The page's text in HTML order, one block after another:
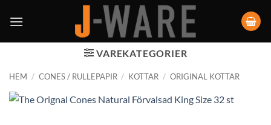
VAREKATEGORIER
HEM / CONES / RULLEPAPIR / KOTTAR / ORIGINAL KOTTAR